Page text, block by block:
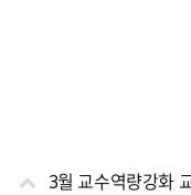
3월 교수역량강화